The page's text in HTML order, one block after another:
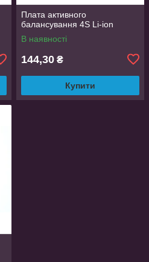
Плата активного
балансування 4S Li-ion
В наявності
144,30 ₴
Купити